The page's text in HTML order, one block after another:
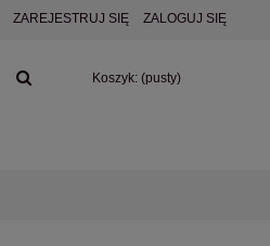
ZAREJESTRUJ SIĘ ZALOGUJ SIĘ
Koszyk: (pusty)